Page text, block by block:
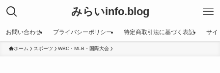
みらいinfo.blog
お問い合わせ プライバシーポリシー 特定商取引法に基づく表記 サイ
ホーム スポーツ WBC・MLB・国際大会